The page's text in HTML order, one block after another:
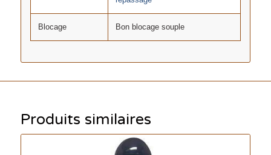
Blocage Bon blocage souple
Produits similaires